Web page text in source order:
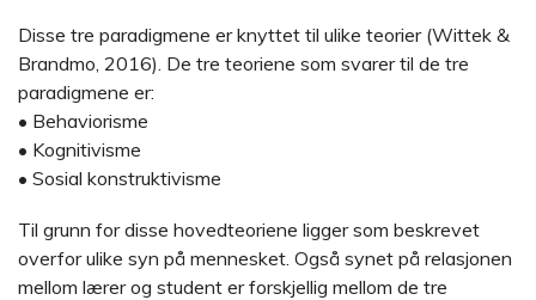
Disse tre paradigmene er knyttet til ulike teorier (Wittek &
Brandmo, 2016). De tre teoriene som svarer til de tre
paradigmene er:
• Behaviorisme
• Kognitivisme
• Sosial konstruktivisme
Til grunn for disse hovedteoriene ligger som beskrevet
overfor ulike syn på mennesket. Også synet på relasjonen
mellom lærer og student er forskjellig mellom de tre